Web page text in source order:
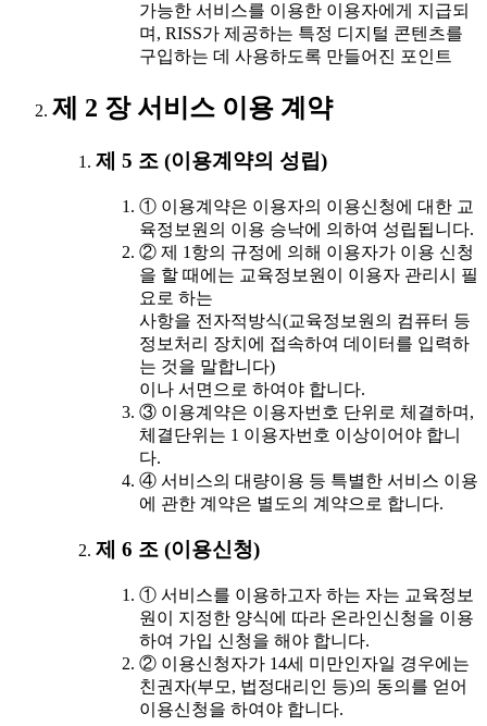
가능한 서비스를 이용한 이용자에게 지급되
며, RISS가 제공하는 특정 디지털 콘텐츠를
구입하는 데 사용하도록 만들어진 포인트
제 2 장 서비스 이용 계약
제 5 조 (이용계약의 성립)
① 이용계약은 이용자의 이용신청에 대한 교
육정보원의 이용 승낙에 의하여 성립됩니다.
② 제 1항의 규정에 의해 이용자가 이용 신청
을 할 때에는 교육정보원이 이용자 관리시 필
요로 하는
사항을 전자적방식(교육정보원의 컴퓨터 등
정보처리 장치에 접속하여 데이터를 입력하
는 것을 말합니다)
이나 서면으로 하여야 합니다.
③ 이용계약은 이용자번호 단위로 체결하며,
체결단위는 1 이용자번호 이상이어야 합니
다.
④ 서비스의 대량이용 등 특별한 서비스 이용
에 관한 계약은 별도의 계약으로 합니다.
제 6 조 (이용신청)
① 서비스를 이용하고자 하는 자는 교육정보
원이 지정한 양식에 따라 온라인신청을 이용
하여 가입 신청을 해야 합니다.
② 이용신청자가 14세 미만인자일 경우에는
친권자(부모, 법정대리인 등)의 동의를 얻어
이용신청을 하여야 합니다.